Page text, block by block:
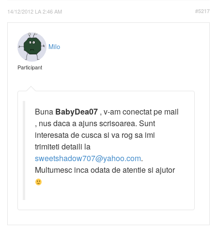
14/12/2012 LA 2:46 AM #5217
Milo
Participant
Buna BabyDea07 , v-am conectat pe mail
, nus daca a ajuns scrisoarea. Sunt
interesata de cusca si va rog sa imi
trimiteti detaili la
sweetshadow707@yahoo.com.
Multumesc inca odata de atentie si ajutor